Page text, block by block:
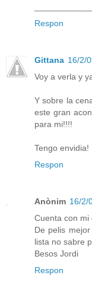
Respon
Gittana 16/2/
Voy a verla y
Y sobre la
este gran
para mi!!!!
Tengo envidia!
Respon
Anònim 16/2/
Cuenta con mi
De pelis
lista no sabre
Besos Jordi
Respon